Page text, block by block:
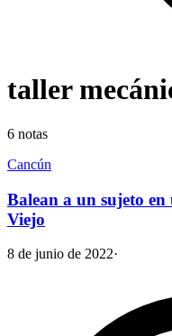
taller
6 notas
Cancún
Balean a un sujeto
Viejo
8 de junio de 2022·